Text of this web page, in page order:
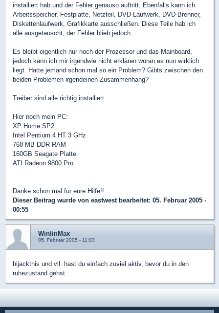
installiert hab und der Fehler genauso auftritt. Ebenfalls kann ich
Arbeitsspeicher, Festplatte, Netzteil, DVD-Laufwerk, DVD-Brenner,
Diskettenlaufwerk, Grafikkarte ausschließen. Diese Teile hab ich
alle ausgetauscht, der Fehler blieb jedoch.
Es bleibt eigentlich nur noch der Prozessor und das Mainboard,
jedoch kann ich mir irgendwie nicht erklären woran es nun wirklich
liegt. Hatte jemand schon mal so ein Problem? Gibts zwischen den
beiden Problemen irgendeinen Zusammenhang?
Treiber sind alle richtig installiert.
Hier noch mein PC:
XP Home SP2
Intel Pentium 4 HT 3 GHz
768 MB DDR RAM
160GB Seagate Platte
ATI Radeon 9800 Pro
Danke schon mal für eure Hilfe!!
Dieser Beitrag wurde von eastwestbearbeitet: 05. Februar 2005 -
00:55
WinlinMax
05. Februar 2005 - 11:03
hijackthis und vll. hast du einfach zuviel aktiv, bevor du in den
ruhezustand gehst.